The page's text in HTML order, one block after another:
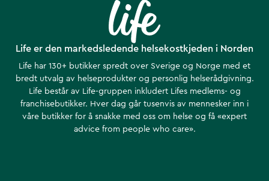
Life er den markedsledende helsekostkjeden i Norden
Life har 130+ butikker spredt over Sverige og Norge med et
bredt utvalg av helseprodukter og personlig helserådgivning.
Life består av Life-gruppen inkludert Lifes medlems- og
franchisebutikker. Hver dag går tusenvis av mennesker inn i
våre butikker for å snakke med oss om helse ​​og få «expert
advice from people who care».